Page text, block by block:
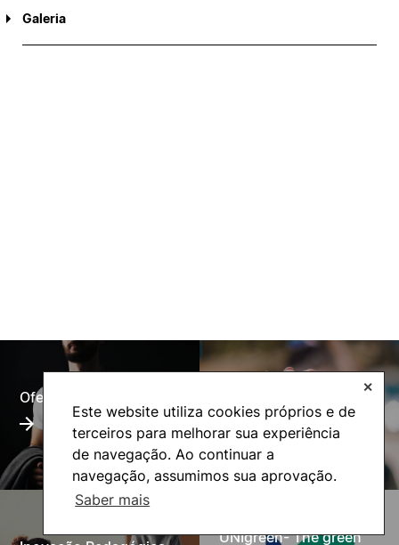
Este website utiliza cookies próprios e de
terceiros para melhorar sua experiência
de navegação. Ao continuar a
navegação, assumimos sua aprovação.
Saber mais
✕
Galeria
Oferta Formativa
UNIgreen- The green